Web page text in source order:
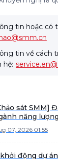
tin hoặc có
tin về cách
hệ:
sát SMM]
năng
07, 2026 01:55
động dự